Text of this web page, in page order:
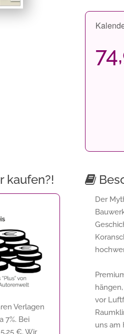
kaufen?!
Verlagen
7%. Bei
5,25 €. Wir
Der
vor
uns am